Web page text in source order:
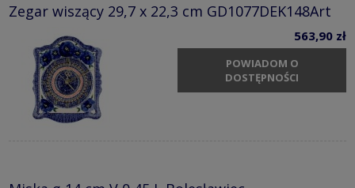
Zegar wiszący 29,7 x 22,3 cm GD1077DEK148Art
563,90 zł
POWIADOM O
DOSTĘPNOŚCI